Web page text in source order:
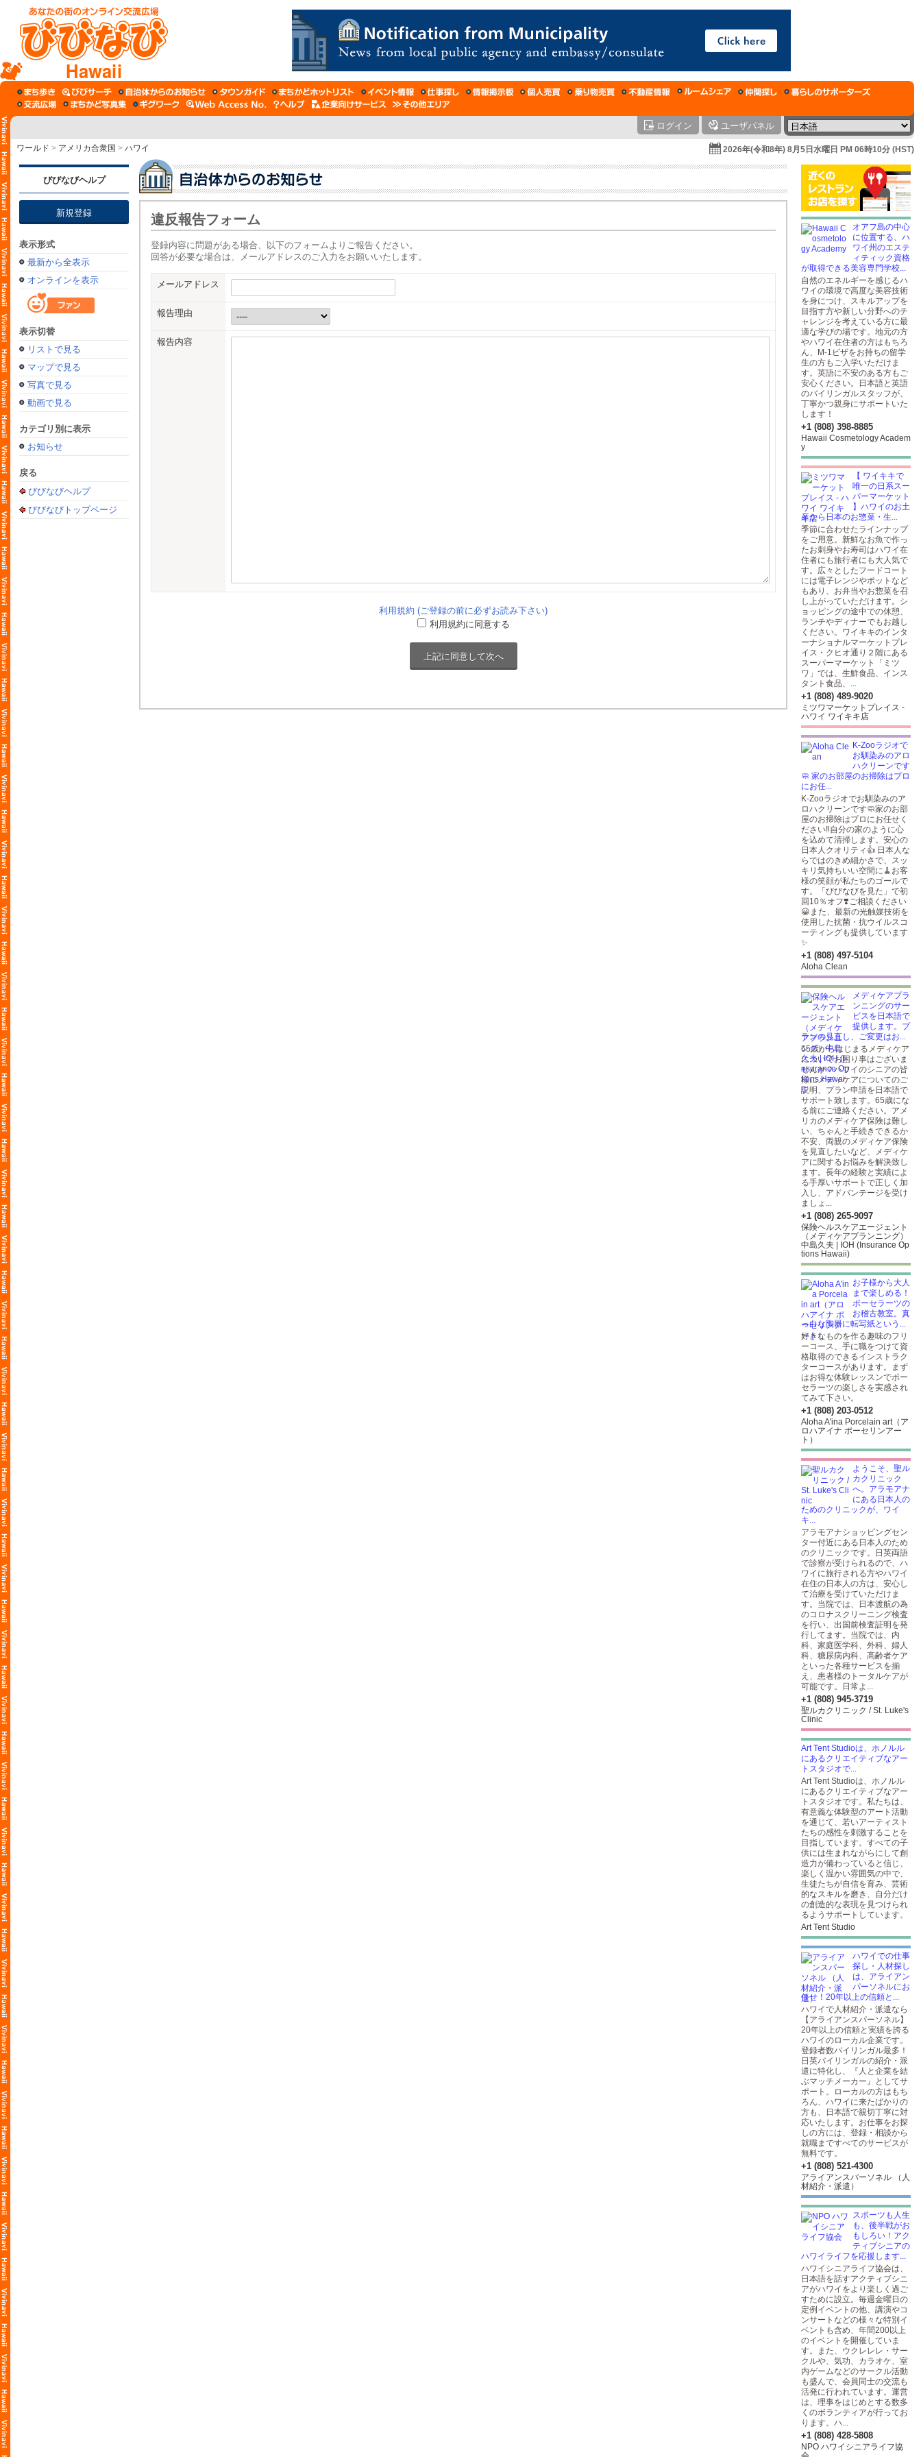
Hawaii
ログイン ユーザパネル
ワールド > アメリカ合衆国 > ハワイ 2026年(令和8年) 8月5日水曜日 PM 06時10分 (HST)
びびなびヘルプ
新規登録
表示形式
最新から全表示
オンラインを表示
表示切替
リストで見る
マップで見る
写真で見る
動画で見る
カテゴリ別に表示
お知らせ
戻る
びびなびヘルプ
びびなびトップページ
違反報告フォーム
登録内容に問題がある場合、以下のフォームよりご報告ください。
回答が必要な場合は、メールアドレスのご入力をお願いいたします。
メールアドレス
報告理由
報告内容
利用規約 (ご登録の前に必ずお読み下さい)
利用規約に同意する
オアフ島の中心
に位置する、ハ
ワイ州のエステ
ィティック資格
が取得できる美容専門学校...
自然のエネルギーを感じるハ
ワイの環境で高度な美容技術
を身につけ、スキルアップを
目指す方や新しい分野へのチ
ャレンジを考えている方に最
適な学びの場です。地元の方
やハワイ在住者の方はもちろ
ん、M-1ビザをお持ちの留学
生の方もご入学いただけま
す。英語に不安のある方もご
安心ください。日本語と英語
のバイリンガルスタッフが、
丁寧かつ親身にサポートいた
します！
+1 (808) 398-8885
Hawaii Cosmetology Academ
y
【 ワイキキで
唯一の日系スー
パーマーケット
】ハワイのお土
産から日本のお惣菜・生...
季節に合わせたラインナップ
をご用意。新鮮なお魚で作っ
たお刺身やお寿司はハワイ在
住者にも旅行者にも大人気で
す。広々としたフードコート
には電子レンジやポットなど
もあり、お弁当やお惣菜を召
し上がっていただけます。シ
ョッピングの途中での休憩、
ランチやディナーでもお越し
ください。ワイキキのインタ
ーナショナルマーケットプレ
イス・クヒオ通り２階にある
スーパーマーケット「ミツ
ワ」では、生鮮食品、インス
タント食品、...
+1 (808) 489-9020
ミツワマーケットプレイス -
ハワイ ワイキキ店
K-Zooラジオで
お馴染みのアロ
ハクリーンです
🧼 家のお部屋のお掃除はプロ
にお任...
K-Zooラジオでお馴染みのア
ロハクリーンです🧼家のお部
屋のお掃除はプロにお任せく
ださい‼️自分の家のように心
を込めて清掃します。安心の
日本人クオリティ👍 日本人な
らではのきめ細かさで、スッ
キリ気持ちいい空間に🧹お客
様の笑顔が私たちのゴールで
す。「びびなびを見た」で初
回10％オフ❣️ご相談ください
😀また、最新の光触媒技術を
使用した抗菌・抗ウイルスコ
ーティングも提供しています
✨
+1 (808) 497-5104
Aloha Clean
メディケアプラ
ンニングのサー
ビスを日本語で
提供します。プ
ランの見直し、ご変更はお...
65歳からはじまるメディケア
についてお困り事はございま
せんか？ハワイのシニアの皆
様にメディケアについてのご
説明、プラン申請を日本語で
サポート致します。65歳にな
る前にご連絡ください。アメ
リカのメディケア保険は難し
い、ちゃんと手続きできるか
不安、両親のメディケア保険
を見直したいなど、メディケ
アに関するお悩みを解決致し
ます。長年の経験と実績によ
る手厚いサポートで正しく加
入し、アドバンテージを受け
ましょ...
+1 (808) 265-9097
保険ヘルスケアエージェント
（メディケアプランニング）
中島久夫 | IOH (Insurance Op
tions Hawaii)
お子様から大人
まで楽しめる！
ポーセラーツの
お稽古教室。真
っ白な陶器に転写紙という...
好きなものを作る趣味のフリ
ーコース、手に職をつけて資
格取得のできるインストラク
ターコースがあります。まず
はお得な体験レッスンでポー
セラーツの楽しさを実感され
てみて下さい。
+1 (808) 203-0512
Aloha A'ina Porcelain art（ア
ロハアイナ ポーセリンアー
ト）
ようこそ、聖ル
カクリニック
へ。アラモアナ
にある日本人の
ためのクリニックが、ワイ
キ...
アラモアナショッピングセン
ター付近にある日本人のため
のクリニックです。日英両語
で診察が受けられるので、ハ
ワイに旅行される方やハワイ
在住の日本人の方は、安心し
て治療を受けていただけま
す。当院では、日本渡航の為
のコロナスクリーニング検査
を行い、出国前検査証明を発
行してます。当院では、内
科、家庭医学科、外科、婦人
科、糖尿病内科、高齢者ケア
といった各種サービスを揃
え、患者様のトータルケアが
可能です。日常よ...
+1 (808) 945-3719
聖ルカクリニック / St. Luke's
Clinic
Art Tent Studioは、ホノルル
にあるクリエイティブなアー
トスタジオで...
Art Tent Studioは、ホノルル
にあるクリエイティブなアー
トスタジオです。私たちは、
有意義な体験型のアート活動
を通じて、若いアーティスト
たちの感性を刺激することを
目指しています。すべての子
供には生まれながらにして創
造力が備わっていると信じ、
楽しく温かい雰囲気の中で、
生徒たちが自信を育み、芸術
的なスキルを磨き、自分だけ
の創造的な表現を見つけられ
るようサポートしています。
Art Tent Studio
ハワイでの仕事
探し・人材探し
は、アライアン
パーソネルにお
任せ！20年以上の信頼と...
ハワイで人材紹介・派遣なら
【アライアンスパーソネル】
20年以上の信頼と実績を誇る
ハワイのローカル企業です。
登録者数バイリンガル最多！
日英バイリンガルの紹介・派
遣に特化し、『人と企業を結
ぶマッチメーカー』としてサ
ポート。ローカルの方はもち
ろん、ハワイに来たばかりの
方も、日本語で親切丁寧に対
応いたします。お仕事をお探
しの方には、登録・相談から
就職まですべてのサービスが
無料です。
+1 (808) 521-4300
アライアンスパーソネル （人
材紹介・派遣）
スポーツも人生
も、後半戦がお
もしろい！アク
ティブシニアの
ハワイライフを応援します...
ハワイシニアライフ協会は、
日本語を話すアクティブシニ
アがハワイをより楽しく過ご
すために設立。毎週金曜日の
定例イベントの他、講演やコ
ンサートなどの様々な特別イ
ベントも含め、年間200以上
のイベントを開催していま
す。また、ウクレレレ・サー
クルや、気功、カラオケ、室
内ゲームなどのサークル活動
も盛んで、会員同士の交流も
活発に行われています。運営
は、理事をはじめとする数多
くのボランティアが行ってお
ります。ハ...
+1 (808) 428-5808
NPO ハワイシニアライフ協